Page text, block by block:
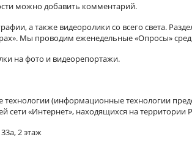
можно добавить комментарий.
а также видеоролики со всего света.
Мы проводим еженедельные «Опросы»
на фото и видеорепортажи.
(информационные технологии
сети «Интернет», находящихся на территории
2 этаж